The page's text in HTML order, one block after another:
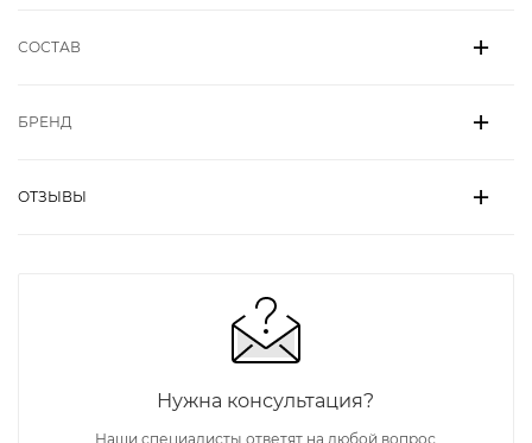
СОСТАВ
БРЕНД
ОТЗЫВЫ
Нужна консультация?
Наши специалисты ответят на любой вопрос